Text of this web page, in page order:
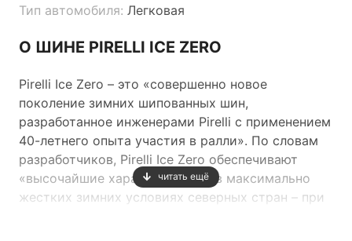
Тип автомобиля: Легковая
О ШИНЕ PIRELLI ICE ZERO
Pirelli Ice Zero – это «совершенно новое
поколение зимних шипованных шин,
разработанное инженерами Pirelli с применением
40-летнего опыта участия в ралли». По словам
разработчиков, Pirelli Ice Zero обеспечивают
«высочайшие характеристики в максимально
жестких зимних условиях северных стран – при
читать ещё